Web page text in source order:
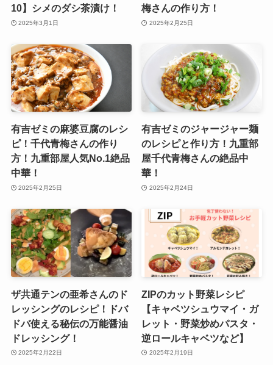
10】シメのダシ茶漬け！
2025年3月1日
梅さんの作り方！
2025年2月25日
有吉ゼミの麻婆豆腐のレシ
ピ！千代青梅さんの作り
方！九重部屋人気No.1絶品
中華！
2025年2月25日
有吉ゼミのジャージャー麺
のレシピと作り方！九重部
屋千代青梅さんの絶品中
華！
2025年2月24日
ザ共通テンの亜希さんのド
レッシングのレシピ！ドバ
ドバ使える秘伝の万能醤油
ドレッシング！
2025年2月22日
ZIPのカット野菜レシピ
【キャベツシュウマイ・ガ
レット・野菜炒めパスタ・
逆ロールキャベツなど】
2025年2月19日